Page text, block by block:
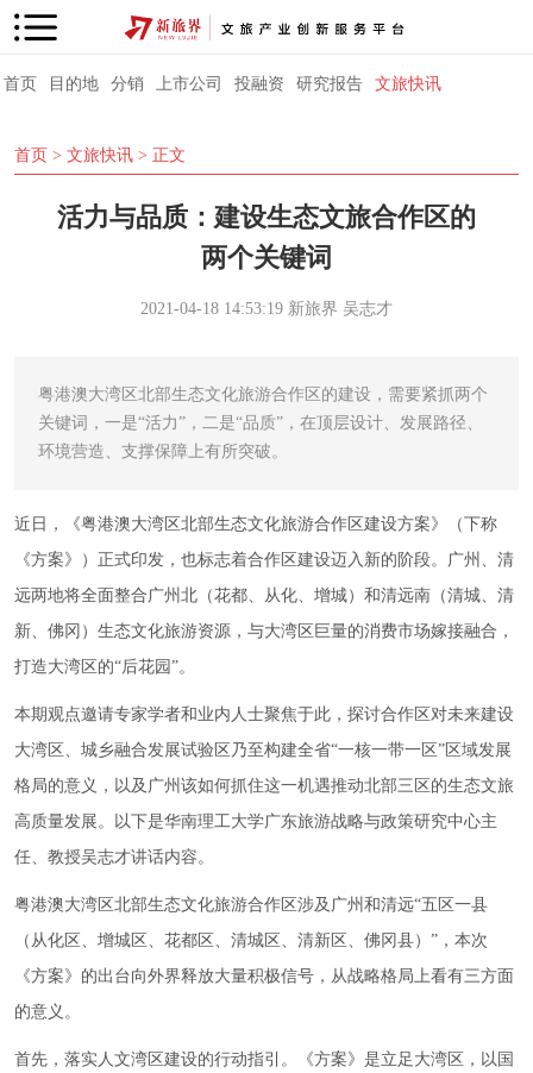
首页 目的地 分销 上市公司 投融资 研究报告 文旅快讯
首页 > 文旅快讯 > 正文
活力与品质：建设生态文旅合作区的
两个关键词
2021-04-18 14:53:19 新旅界 吴志才
粤港澳大湾区北部生态文化旅游合作区的建设，需要紧抓两个
关键词，一是“活力”，二是“品质”，在顶层设计、发展路径、
环境营造、支撑保障上有所突破。
近日，《粤港澳大湾区北部生态文化旅游合作区建设方案》（下称
《方案》）正式印发，也标志着合作区建设迈入新的阶段。广州、清
远两地将全面整合广州北（花都、从化、增城）和清远南（清城、清
新、佛冈）生态文化旅游资源，与大湾区巨量的消费市场嫁接融合，
打造大湾区的“后花园”。
本期观点邀请专家学者和业内人士聚焦于此，探讨合作区对未来建设
大湾区、城乡融合发展试验区乃至构建全省“一核一带一区”区域发展
格局的意义，以及广州该如何抓住这一机遇推动北部三区的生态文旅
高质量发展。以下是华南理工大学广东旅游战略与政策研究中心主
任、教授吴志才讲话内容。
粤港澳大湾区北部生态文化旅游合作区涉及广州和清远“五区一县
（从化区、增城区、花都区、清城区、清新区、佛冈县）”，本次
《方案》的出台向外界释放大量积极信号，从战略格局上看有三方面
的意义。
首先，落实人文湾区建设的行动指引。《方案》是立足大湾区，以国